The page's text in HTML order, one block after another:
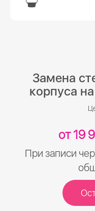
Замена
корпуса
от 19
При записи